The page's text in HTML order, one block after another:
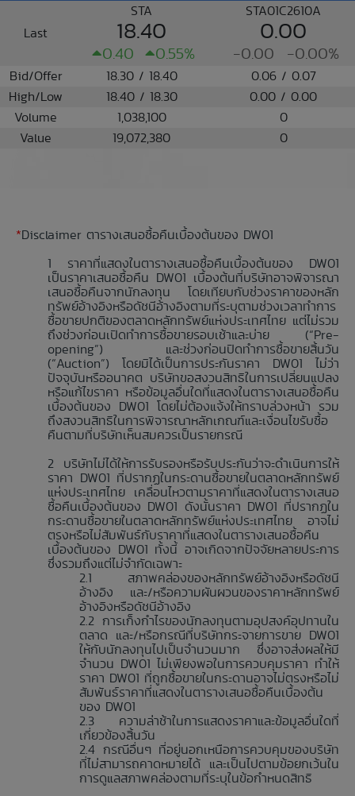
Last
STA
18.40
0.40 0.55%
STA01C2610A
0.00
-0.00 -0.00%
Bid/Offer 18.30 / 18.40
0.06 / 0.07
High/Low
18.40 / 18.30
0.00 / 0.00
Volume
1,038,100
0
Value
19,072,380 0
*Disclaimer ตารางเสนอซื้อคืนเบื้องต้นของ DW01
ราคาที่แสดงในตารางเสนอซื้อคืนเบื้องต้นของ DW01
เป็นราคาเสนอซื้อคืน DW01 เบื้องต้นที่บริษัทอาจพิจารณา
เสนอซื้อคืนจากนักลงทุน โดยเทียบกับช่วงราคาของหลัก
ทรัพย์อ้างอิงหรือดัชนีอ้างอิงตามที่ระบุตามช่วงเวลาทำการ
ซื้อขายปกติของตลาดหลักทรัพย์แห่งประเทศไทย แต่ไม่รวม
ถึงช่วงก่อนเปิดทำการซื้อขายรอบเช้าและบ่าย (“Pre-
opening”) และช่วงก่อนปิดทำการซื้อขายสิ้นวัน
(“Auction”) โดยมิได้เป็นการประกันราคา DW01 ไม่ว่า
ปัจจุบันหรืออนาคต บริษัทขอสงวนสิทธิในการเปลี่ยนแปลง
หรือแก้ไขราคา หรือข้อมูลอื่นใดที่แสดงในตารางเสนอซื้อคืน
เบื้องต้นของ DW01 โดยไม่ต้องแจ้งให้ทราบล่วงหน้า รวม
ถึงสงวนสิทธิในการพิจารณาหลักเกณฑ์และเงื่อนไขรับซื้อ
คืนตามที่บริษัทเห็นสมควรเป็นรายกรณี
บริษัทไม่ได้ให้การรับรองหรือรับประกันว่าจะดำเนินการให้
ราคา DW01 ที่ปรากฏในกระดานซื้อขายในตลาดหลักทรัพย์
แห่งประเทศไทย เคลื่อนไหวตามราคาที่แสดงในตารางเสนอ
ซื้อคืนเบื้องต้นของ DW01 ดังนั้นราคา DW01 ที่ปรากฏใน
กระดานซื้อขายในตลาดหลักทรัพย์แห่งประเทศไทย อาจไม่
ตรงหรือไม่สัมพันธ์กับราคาที่แสดงในตารางเสนอซื้อคืน
เบื้องต้นของ DW01 ทั้งนี้ อาจเกิดจากปัจจัยหลายประการ
ซึ่งรวมถึงแต่ไม่จำกัดเฉพาะ
สภาพคล่องของหลักทรัพย์อ้างอิงหรือดัชนี
อ้างอิง และ/หรือความผันผวนของราคาหลักทรัพย์
อ้างอิงหรือดัชนีอ้างอิง
การเก็งกำไรของนักลงทุนตามอุปสงค์อุปทานใน
ตลาด และ/หรือกรณีที่บริษัทกระจายการขาย DW01
ให้กับนักลงทุนไปเป็นจำนวนมาก ซึ่งอาจส่งผลให้มี
จำนวน DW01 ไม่เพียงพอในการควบคุมราคา ทำให้
ราคา DW01 ที่ถูกซื้อขายในกระดานอาจไม่ตรงหรือไม่
สัมพันธ์ราคาที่แสดงในตารางเสนอซื้อคืนเบื้องต้น
ของ DW01
ความล่าช้าในการแสดงราคาและข้อมูลอื่นใดที่
เกี่ยวข้องสิ้นวัน
กรณีอื่นๆ ที่อยู่นอกเหนือการควบคุมของบริษัท
ที่ไม่สามารถคาดหมายได้ และเป็นไปตามข้อยกเว้นใน
การดูแลสภาพคล่องตามที่ระบุในข้อกำหนดสิทธิ